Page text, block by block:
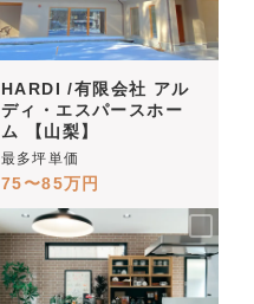
HARDI /有限会社 アル
ディ・エスパースホー
ム 【山梨】
最多坪単価
75〜85万円